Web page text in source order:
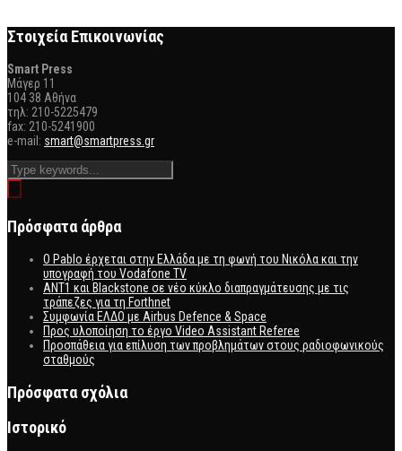
Στοιχεία Επικοινωνίας
Smart Press
Mάγερ 11
104 38 Αθήνα
τηλ: 210-5225479
fax: 210-5241900
e-mail: smart@smartpress.gr
Πρόσφατα άρθρα
Ο Pablo έρχεται στην Ελλάδα με τη φωνή του Νικόλα και την
υπογραφή του Vodafone TV
ΑΝΤ1 και Blackstone σε νέο κύκλο διαπραγμάτευσης με τις
τράπεζες για τη Forthnet
Συμφωνία ΕΛΔΟ με Airbus Defence & Space
Προς υλοποίηση το έργο Video Assistant Referee
Προσπάθεια για επίλυση των προβλημάτων στους ραδιοφωνικούς
σταθμούς
Πρόσφατα σχόλια
Ιστορικό